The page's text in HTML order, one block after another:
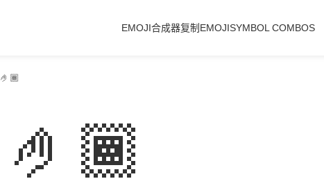
EMOJI合成器复制EMOJISYMBOL COMBOS
🤌🏾
🤌🏾